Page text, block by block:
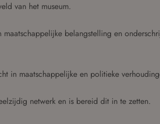
van het museum.
belangstelling en
in maatschappelijke en politieke
netwerk en is bereid dit in te zetten.